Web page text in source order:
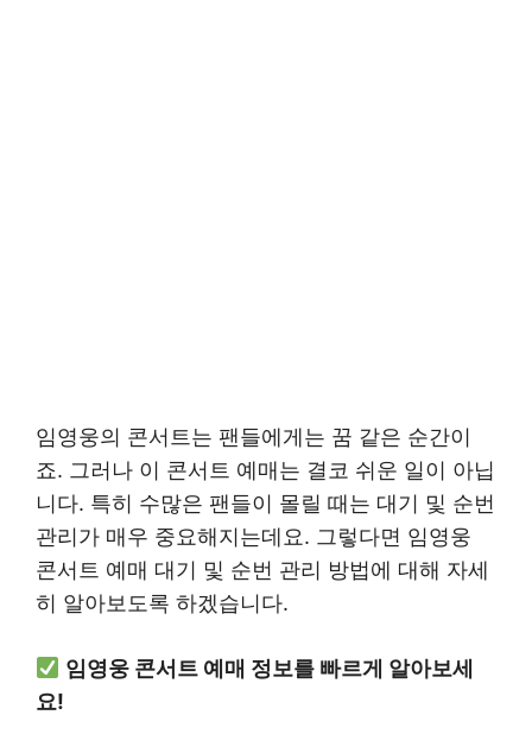
임영웅의 콘서트는 팬들에게는 꿈 같은 순간이
죠. 그러나 이 콘서트 예매는 결코 쉬운 일이 아닙
니다. 특히 수많은 팬들이 몰릴 때는 대기 및 순번
관리가 매우 중요해지는데요. 그렇다면 임영웅
콘서트 예매 대기 및 순번 관리 방법에 대해 자세
히 알아보도록 하겠습니다.
임영웅 콘서트 예매 정보를 빠르게 알아보세
요!